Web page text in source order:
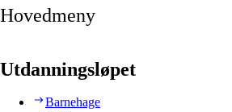
Hovedmeny
Utdanningsløpet
Barnehage